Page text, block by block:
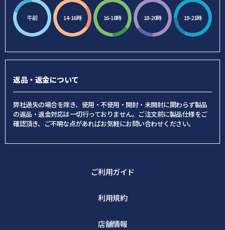
午前 14-16時 16-18時 18-20時 19-21時
返品・返金について
弊社過失の場合を除き、使用・不使用・開封・未開封に関わらず製品
の返品・返金対応は一切行っておりません。ご注文前に製品仕様をご
確認頂き、ご不明な点があればお気軽にお問い合わせください。
ご利用ガイド
利用規約
店舗情報